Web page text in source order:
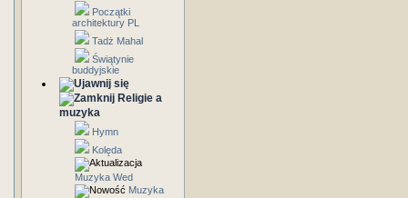
Początki
architektury PL
Tadż Mahal
Świątynie
buddyjskie
Religie a
muzyka
Hymn
Kolęda
Muzyka Wed
Muzyka